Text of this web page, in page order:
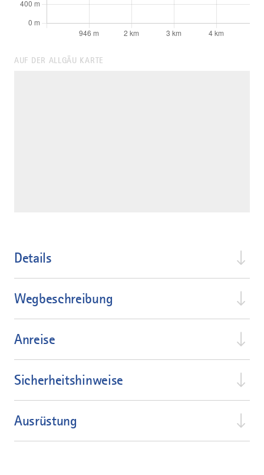
AUF DER ALLGÄU KARTE
Details
Wegbeschreibung
Anreise
Sicherheitshinweise
Ausrüstung